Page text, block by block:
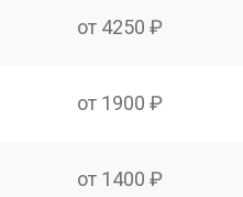
от 4250 ₽
от 1900 ₽
от 1400 ₽